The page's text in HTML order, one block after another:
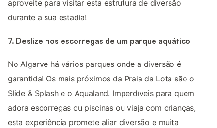
aproveite para visitar esta estrutura de diversão
durante a sua estadia!
7. Deslize nos escorregas de um parque aquático
No Algarve há vários parques onde a diversão é
garantida! Os mais próximos da Praia da Lota são o
Slide & Splash e o Aqualand. Imperdíveis para quem
adora escorregas ou piscinas ou viaja com crianças,
esta experiência promete aliar diversão e muita